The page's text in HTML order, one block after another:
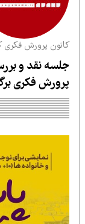
پرورش فکری
نقد و بررسی
فکری برگزار